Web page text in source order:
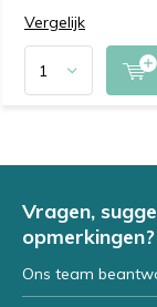
Vergelijk
Vragen,
opmerkingen?
Ons team